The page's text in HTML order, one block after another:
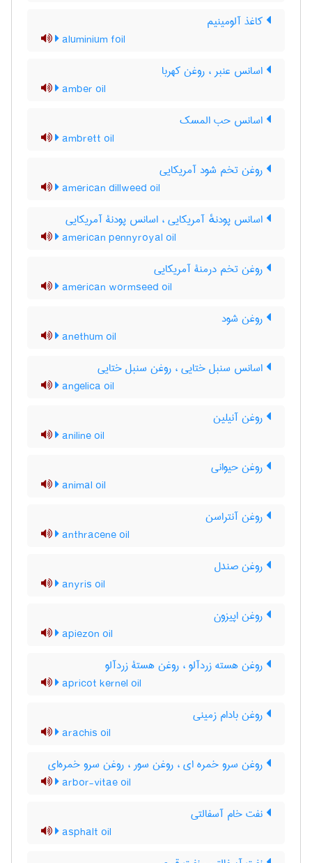
کاغذ آلومینیم
aluminium foil
اسانس عنبر ، روغن کهربا
amber oil
اسانس حب المسک
ambrett oil
روغن تخم شود آمریکایی
american dillweed oil
اسانس پودنهٔ آمریکایی ، اسانس پودنۀ آمریکایی
american pennyroyal oil
روغن تخم درمنۀ آمریکایی
american wormseed oil
روغن شود
anethum oil
اسانس سنبل ختایی ، روغن سنبل ختایی
angelica oil
روغن آنیلین
aniline oil
روغن حیوانی
animal oil
روغن آنتراسن
anthracene oil
روغن صندل
anyris oil
روغن اپیزون
apiezon oil
روغن هسته زردآلو ، روغن هستۀ زردآلو
apricot kernel oil
روغن بادام زمینی
arachis oil
روغن سرو خمره ای ، روغن سور ، روغن سرو خمره‌ای
arbor-vitae oil
نفت خام آسفالتی
asphalt oil